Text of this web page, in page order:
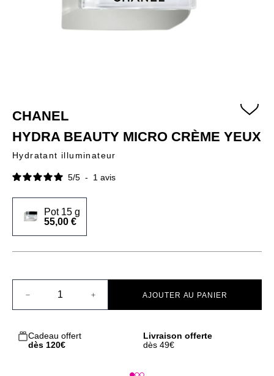
CHANEL
HYDRA BEAUTY MICRO CRÈME YEUX
Hydratant illuminateur
5/5 - 1 avis
Pot 15 g
55,00 €
Quantité AJOUTER AU PANIER
Cadeau offert
dès 120€
Livraison offerte
dès 49€